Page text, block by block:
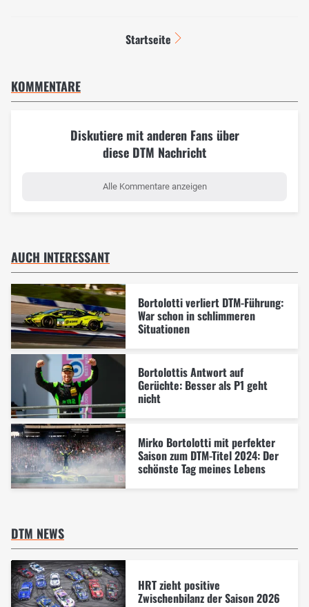
Startseite
KOMMENTARE
Diskutiere mit anderen Fans über
diese DTM Nachricht
Alle Kommentare anzeigen
AUCH INTERESSANT
Bortolotti verliert DTM-Führung:
War schon in schlimmeren
Situationen
Bortolottis Antwort auf
Gerüchte: Besser als P1 geht
nicht
Mirko Bortolotti mit perfekter
Saison zum DTM-Titel 2024: Der
schönste Tag meines Lebens
DTM NEWS
HRT zieht positive
Zwischenbilanz der Saison 2026